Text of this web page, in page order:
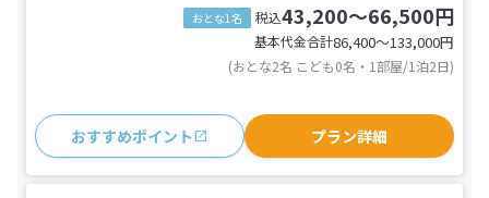
おとな1名 税込43,200～66,500円
基本代金合計86,400〜133,000円
(おとな2名 こども0名・1部屋/1泊2日)
おすすめポイント プラン詳細